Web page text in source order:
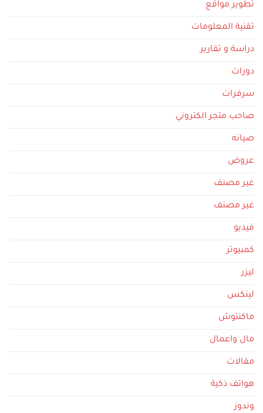
تطوير مواقع
تقنية المعلومات
دراسة و تقارير
دورات
سرفرات
صاحب متجر الكتروني
صيانه
عروض
غير مصنف
غير مصنف
فيديو
كمبيوتر
ليزر
لينكس
ماكنتوش
مال واعمال
مقالات
هواتف ذكية
وندوز